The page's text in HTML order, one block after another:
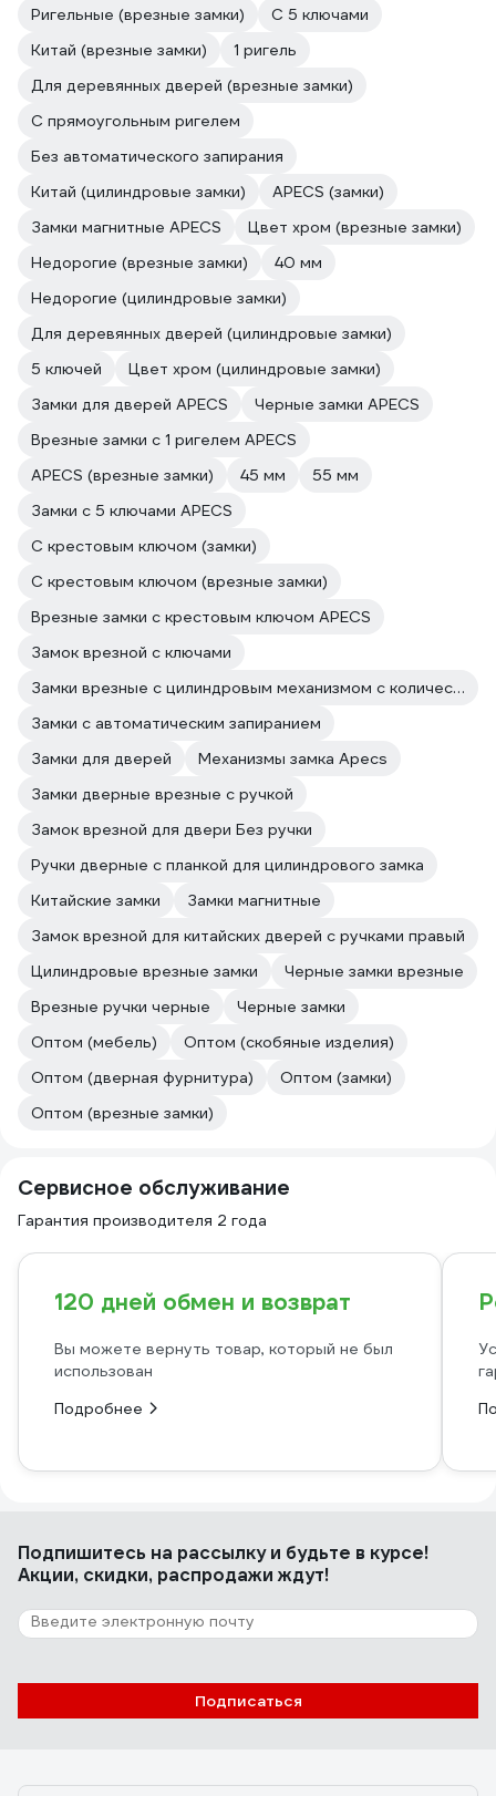
Ригельные (врезные замки)
С 5 ключами
Китай (врезные замки)
1 ригель
Для деревянных дверей (врезные замки)
С прямоугольным ригелем
Без автоматического запирания
Китай (цилиндровые замки)
APECS (замки)
Замки магнитные APECS
Цвет хром (врезные замки)
Недорогие (врезные замки)
40 мм
Недорогие (цилиндровые замки)
Для деревянных дверей (цилиндровые замки)
5 ключей
Цвет хром (цилиндровые замки)
Замки для дверей APECS
Черные замки APECS
Врезные замки с 1 ригелем APECS
APECS (врезные замки)
45 мм
55 мм
Замки с 5 ключами APECS
С крестовым ключом (замки)
С крестовым ключом (врезные замки)
Врезные замки с крестовым ключом APECS
Замок врезной с ключами
Замки врезные с цилиндровым механизмом с количеством ключей 5 шт
Замки с автоматическим запиранием
Замки для дверей
Механизмы замка Apecs
Замки дверные врезные с ручкой
Замок врезной для двери Без ручки
Ручки дверные с планкой для цилиндрового замка
Китайские замки
Замки магнитные
Замок врезной для китайских дверей с ручками правый
Цилиндровые врезные замки
Черные замки врезные
Врезные ручки черные
Черные замки
Оптом (мебель)
Оптом (скобяные изделия)
Оптом (дверная фурнитура)
Оптом (замки)
Оптом (врезные замки)
Сервисное обслуживание
Гарантия производителя 2 года
120 дней обмен и возврат
Вы можете вернуть товар, который не был
использован
Подробнее
Подпишитесь на рассылкуи будьте в курсе!
Акции, скидки, распродажи ждут!
Подписаться